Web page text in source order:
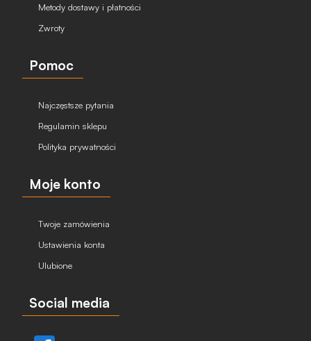
Metody dostawy i płatności
Zwroty
Pomoc
Najczęstsze pytania
Regulamin sklepu
Polityka prywatności
Moje konto
Twoje zamówienia
Ustawienia konta
Ulubione
Social media